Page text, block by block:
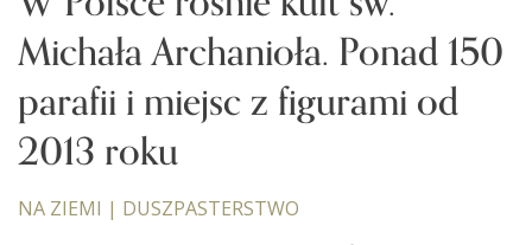
Michała Archanioła. Ponad 150
parafii i miejsc z figurami od
2013 roku
NA ZIEMI | DUSZPASTERSTWO